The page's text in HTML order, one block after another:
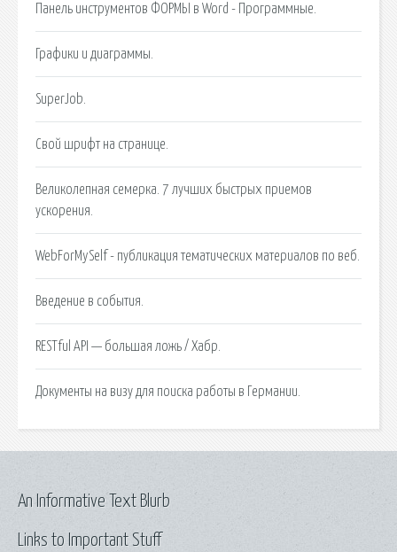
Панель инструментов ФОРМЫ в Word - Программные.
Графики и диаграммы.
SuperJob.
Свой шрифт на странице.
Великолепная семерка. 7 лучших быстрых приемов
ускорения.
WebForMySelf - публикация тематических материалов по веб.
Введение в события.
RESTful API — большая ложь / Хабр.
Документы на визу для поиска работы в Германии.
Links to Important Stuff
An Informative Text Blurb